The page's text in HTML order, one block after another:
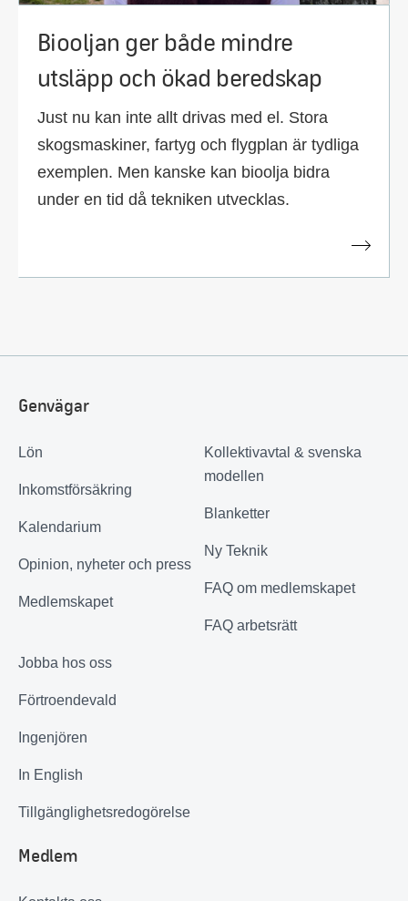
Biooljan ger både mindre
utsläpp och ökad beredskap
Just nu kan inte allt drivas med el. Stora
skogsmaskiner, fartyg och flygplan är tydliga
exemplen. Men kanske kan bioolja bidra
under en tid då tekniken utvecklas.
Genvägar
Lön
Inkomstförsäkring
Kalendarium
Opinion, nyheter och press
Medlemskapet
Kollektivavtal & svenska
modellen
Blanketter
Ny Teknik
FAQ om medlemskapet
FAQ arbetsrätt
Jobba hos oss
Förtroendevald
Ingenjören
In English
Tillgänglighetsredogörelse
Medlem